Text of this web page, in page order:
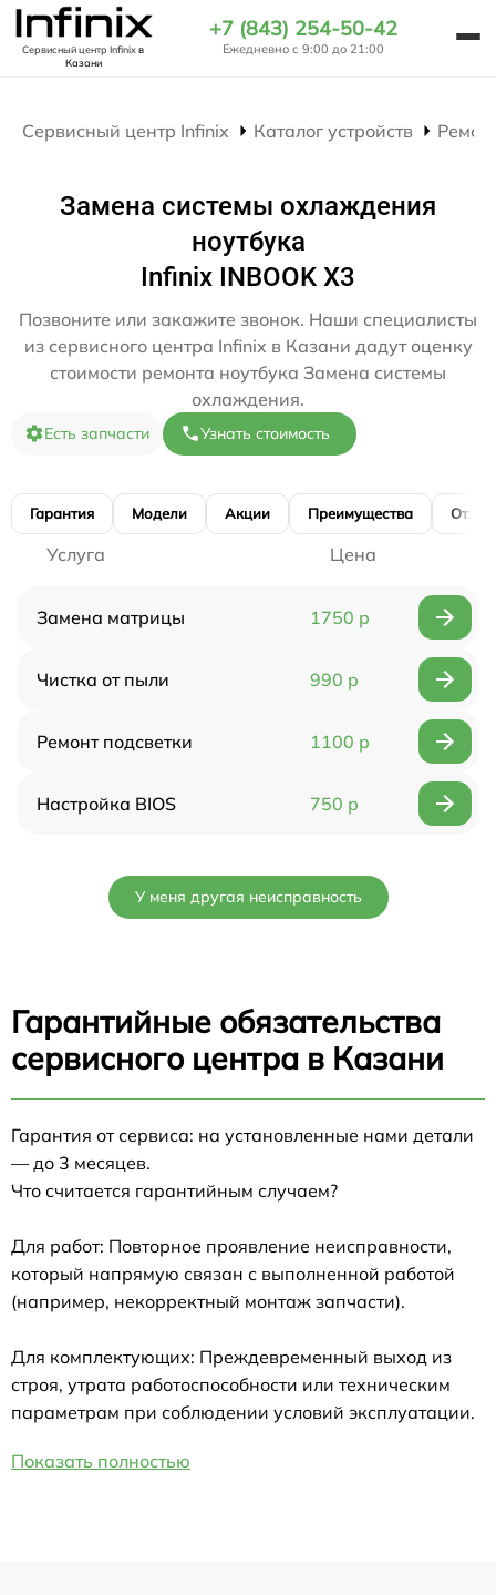
Сервисный центр Infinixв
Казани
+7 (843) 254-50-42
Ежедневно с 9:00 до 21:00
Сервисный центр Infinix Каталог устройств
Замена системы охлаждения
ноутбука
Infinix INBOOK X3
Позвоните или закажите звонок. Наши специалисты
из сервисного центра Infinix в Казани дадут оценку
стоимости ремонта ноутбука Замена системы
охлаждения.
Есть запчасти Узнать стоимость
Гарантия Модели Акции Преимущества
Услуга Цена
Замена матрицы 1750 р
Чистка от пыли 990 р
Ремонт подсветки 1100 р
Настройка BIOS 750 р
У меня другая неисправность
Гарантийные обязательства
сервисного центра в Казани
Гарантия от сервиса: на установленные нами детали
— до 3 месяцев.
Что считается гарантийным случаем?
Для работ: Повторное проявление неисправности,
который напрямую связан с выполненной работой
(например, некорректный монтаж запчасти).
Для комплектующих: Преждевременный выход из
строя, утрата работоспособности или техническим
параметрам при соблюдении условий эксплуатации.
Показать полностью